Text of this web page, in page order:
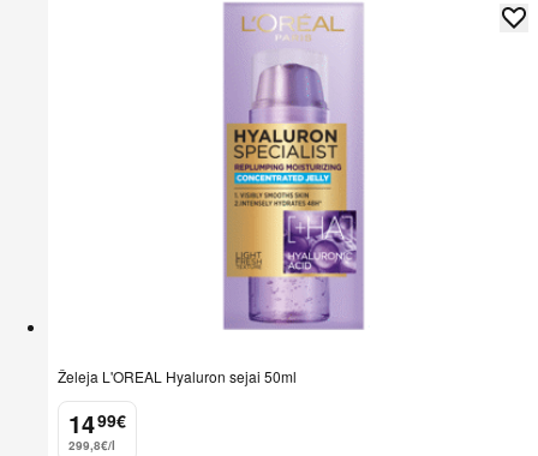
Želeja L'OREAL Hyaluron sejai 50ml
14
. 99€
299,8€/l